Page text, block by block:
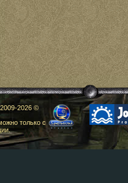
2026 ©
только с